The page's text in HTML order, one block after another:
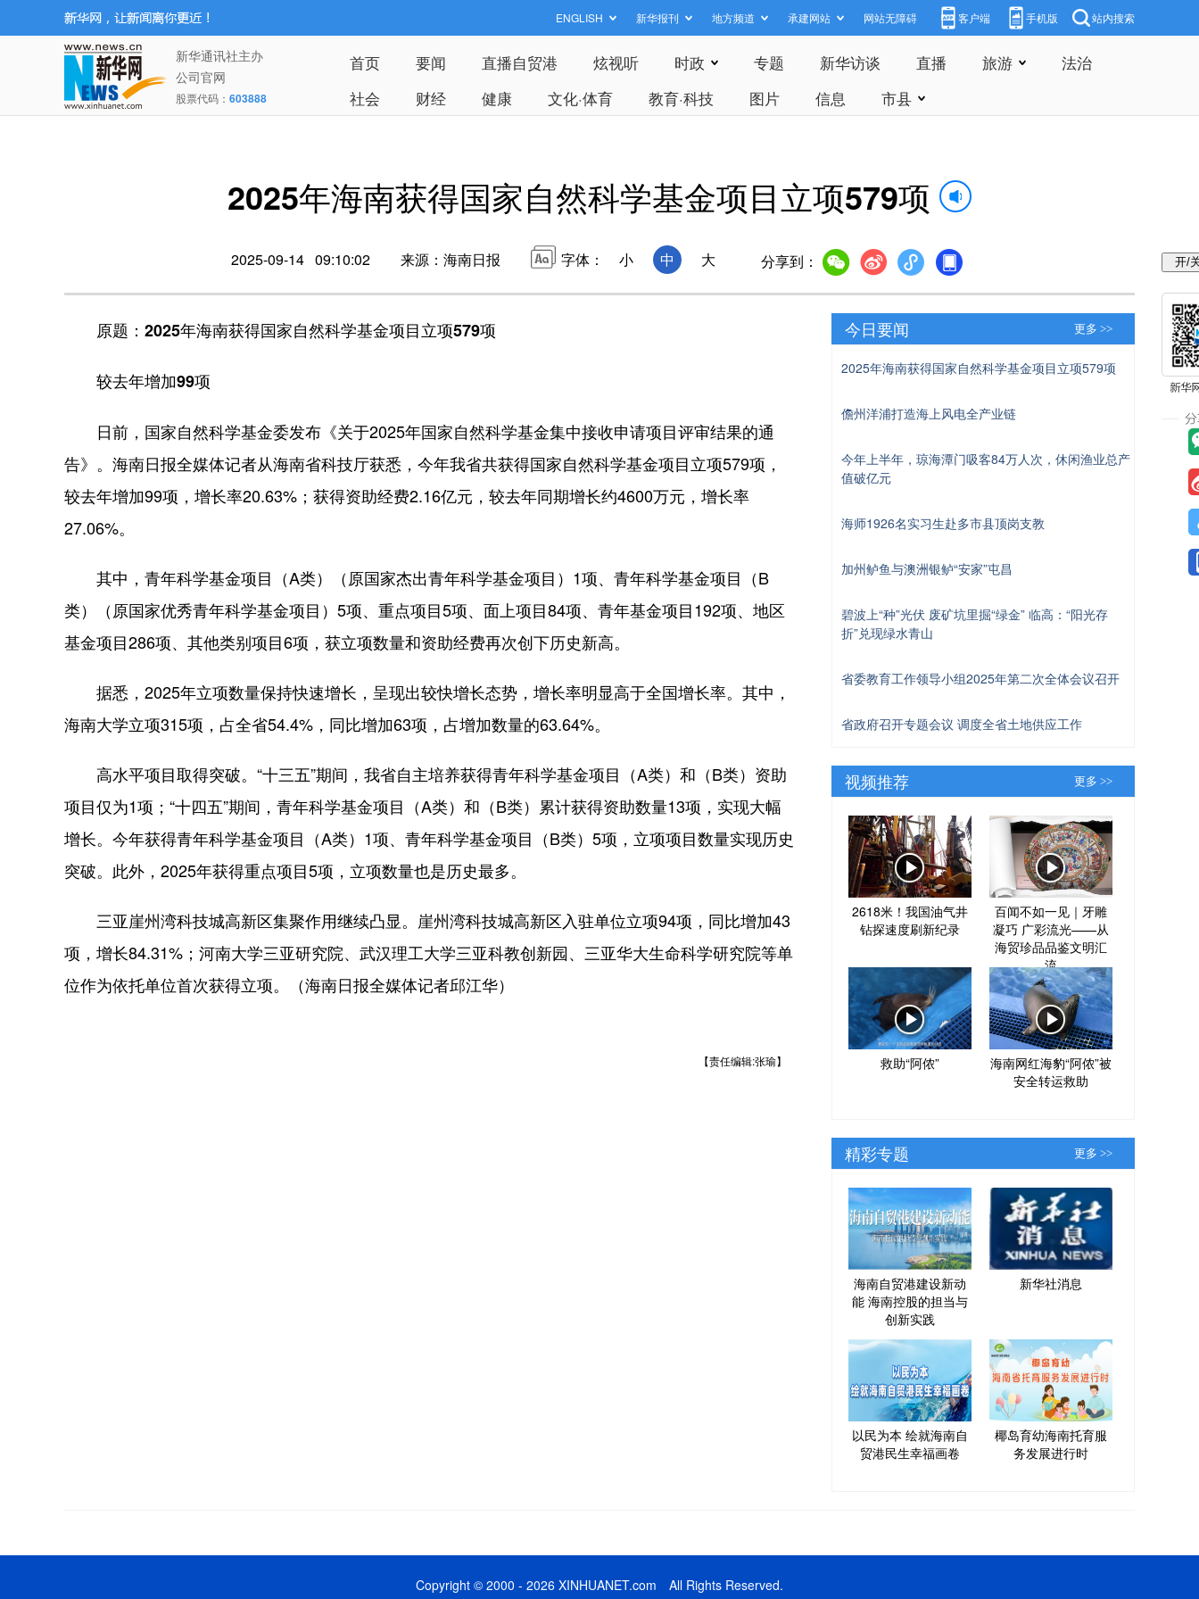
ENGLISH 新华报刊 地方频道 承建网站 网站无障碍 客户端 手机版 站内搜索
新华通讯社主办
公司官网
股票代码： 603888
首页 要闻 直播自贸港 炫视听 时政 专题 新华访谈 直播 旅游
法治
社会
财经 健康 文化·体育 教育·科技 图片 信息 市县
2025年海南获得国家自然科学基金项目立项579项
2025-09-14 09:10:02 来源：海南日报 字体： 小 中 大 分享到：
原题：2025年海南获得国家自然科学基金项目立项579项
较去年增加99项
日前，国家自然科学基金委发布《关于2025年国家自然科学基金集中接收申请项目评审结果的通
告》。海南日报全媒体记者从海南省科技厅获悉，今年我省共获得国家自然科学基金项目立项579项，
较去年增加99项，增长率20.63%；获得资助经费2.16亿元，较去年同期增长约4600万元，增长率
27.06%。
其中，青年科学基金项目（A类）（原国家杰出青年科学基金项目）1项、青年科学基金项目（B
类）（原国家优秀青年科学基金项目）5项、重点项目5项、面上项目84项、青年基金项目192项、地区
基金项目286项、其他类别项目6项，获立项数量和资助经费再次创下历史新高。
据悉，2025年立项数量保持快速增长，呈现出较快增长态势，增长率明显高于全国增长率。其中，
海南大学立项315项，占全省54.4%，同比增加63项，占增加数量的63.64%。
高水平项目取得突破。“十三五”期间，我省自主培养获得青年科学基金项目（A类）和（B类）资助
项目仅为1项；“十四五”期间，青年科学基金项目（A类）和（B类）累计获得资助数量13项，实现大幅
增长。今年获得青年科学基金项目（A类）1项、青年科学基金项目（B类）5项，立项项目数量实现历史
突破。此外，2025年获得重点项目5项，立项数量也是历史最多。
三亚崖州湾科技城高新区集聚作用继续凸显。崖州湾科技城高新区入驻单位立项94项，同比增加43
项，增长84.31%；河南大学三亚研究院、武汉理工大学三亚科教创新园、三亚华大生命科学研究院等单
位作为依托单位首次获得立项。（海南日报全媒体记者邱江华）
【责任编辑:张瑜】
今日要闻 更多 >>
2025年海南获得国家自然科学基金项目立项579项
儋州洋浦打造海上风电全产业链
今年上半年，琼海潭门吸客84万人次，休闲渔业总产
值破亿元
海师1926名实习生赴多市县顶岗支教
加州鲈鱼与澳洲银鲈“安家”屯昌
碧波上“种”光伏 废矿坑里掘“绿金” 临高：“阳光存
折”兑现绿水青山
省委教育工作领导小组2025年第二次全体会议召开
省政府召开专题会议 调度全省土地供应工作
视频推荐 更多 >>
2618米！我国油气井
钻探速度刷新纪录
百闻不如一见｜牙雕
凝巧 广彩流光——从
海贸珍品品鉴文明汇
流
救助“阿侬”
海南网红海豹“阿侬”被
安全转运救助
精彩专题 更多 >>
海南自贸港建设新动
能 海南控股的担当与
创新实践
新华社消息
以民为本 绘就海南自
贸港民生幸福画卷
椰岛育幼海南托育服
务发展进行时
Copyright © 2000 - 2026 XINHUANET.com All Rights Reserved.